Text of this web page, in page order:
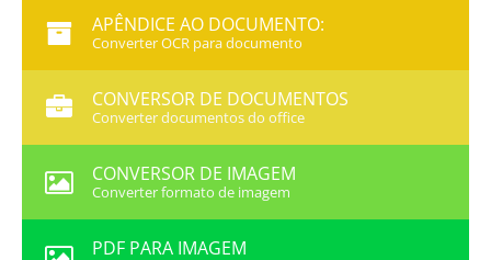
APÊNDICE AO DOCUMENTO:
Converter OCR para documento
CONVERSOR DE DOCUMENTOS
Converter documentos do office
CONVERSOR DE IMAGEM
Converter formato de imagem
PDF PARA IMAGEM